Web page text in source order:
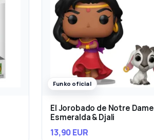
Funko oficial
El Jorobado de Notre Dame
Esmeralda & Djali
13,90 EUR